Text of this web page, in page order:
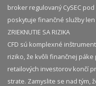
broker regulovaný CySEC
poskytuje finančné služby
ZRIEKNUTIE SA RIZIKA
CFD sú komplexné
riziko, že kvôli finančnej
retailových investorov končí
strate. Zamyslite se nad tým,